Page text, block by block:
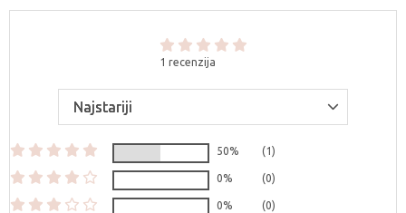
1 recenzija
50% (1)
0% (0)
0% (0)